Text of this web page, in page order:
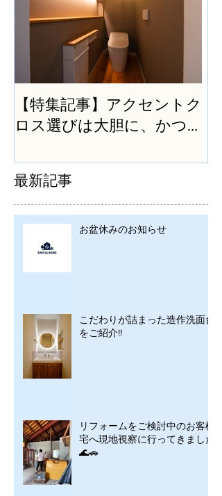
【特集記事】アクセントク
ロス選びは大胆に、かつ
最新記事
お盆休みのお知らせ
こだわりが詰まった造作洗面台
をご紹介!!
リフォームをご検討中のお客様
宅へ現地視察に行ってきました
🌊🚗